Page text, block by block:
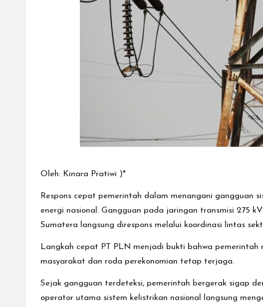
Oleh: Kinara Pratiwi )*
Respons cepat pemerintah dalam menangani gangguan
energi nasional. Gangguan pada jaringan transmisi 275
Sumatera langsung direspons melalui koordinasi lintas
Langkah cepat PT PLN menjadi bukti bahwa
masyarakat dan roda perekonomian tetap terjaga.
Sejak gangguan terdeteksi, pemerintah bergerak sigap
operator utama sistem kelistrikan nasional langsung